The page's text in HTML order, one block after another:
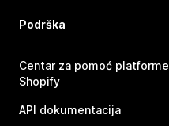
Podrška
Centar za pomoć platforme
Shopify
API dokumentacija